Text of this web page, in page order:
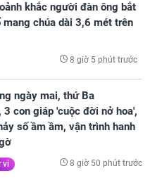
khắc người đàn ông bắt
mang chúa dài 3,6 mét trên
8 giờ 5 phút trước
ngày mai, thứ Ba
con giáp 'cuộc đời nở hoa',
số ầm ầm, vận trình hanh
vi 8 giờ 50 phút trước